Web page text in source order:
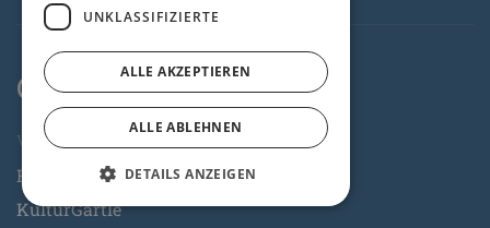
Gastronomie
Valentin-Becker-Straße
Hausbar
KulturGärtle
UNKLASSIFIZIERTE
ALLE AKZEPTIEREN
ALLE ABLEHNEN
DETAILS ANZEIGEN